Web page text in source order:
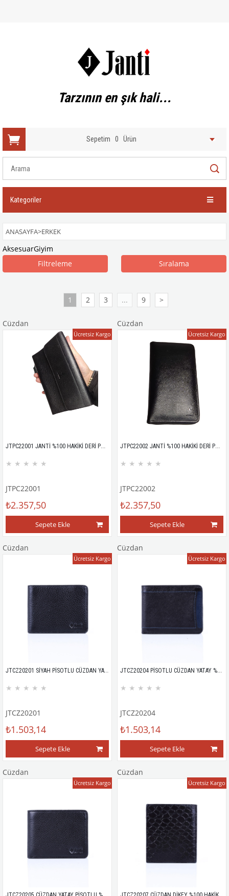
Tarzının en şık hali...
Sepetim 0 Ürün
Kategoriler
ANASAYFA>ERKEK
AksesuarGiyim
Filtreleme
Sıralama
1 2 3 ... 9 >
Cüzdan
JTPC22001 JANTİ %100 HAKİKİ DERİ PORTFÖY CÜZDAN
★ ★ ★ ★ ★
JTPC22001
₺2.357,50
Sepete Ekle
Ücretsiz Kargo
Cüzdan
JTPC22002 JANTİ %100 HAKİKİ DERİ PORTFÖY CÜZDAN
★ ★ ★ ★ ★
JTPC22002
₺2.357,50
Sepete Ekle
Ücretsiz Kargo
Cüzdan
JTCZ20201 SİYAH PİSOTLU CÜZDAN YATAY %100 HAKİKİ DERİ SİYAH FLOTER DESEN
★ ★ ★ ★ ★
JTCZ20201
₺1.503,14
Sepete Ekle
Ücretsiz Kargo
Cüzdan
JTCZ20204 PİSOTLU CÜZDAN YATAY %100 HAKİKİ DERİ MİCRO FLOTER
★ ★ ★ ★ ★
JTCZ20204
₺1.503,14
Sepete Ekle
Ücretsiz Kargo
Cüzdan
Ücretsiz Kargo
Cüzdan
Ücretsiz Kargo